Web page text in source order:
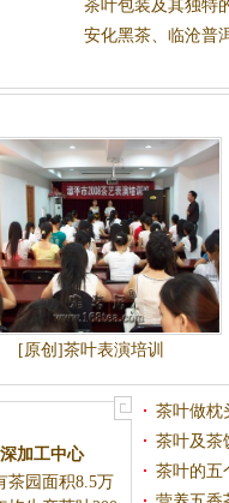
银骏眉
茶叶包装及其独特
安化黑茶、临沧普
[原创]茶叶表演培训
加工中心
茶园面积8.5万
茶叶做枕
茶叶及茶
茶叶的五